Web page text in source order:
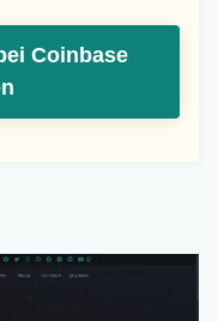
Coinbase